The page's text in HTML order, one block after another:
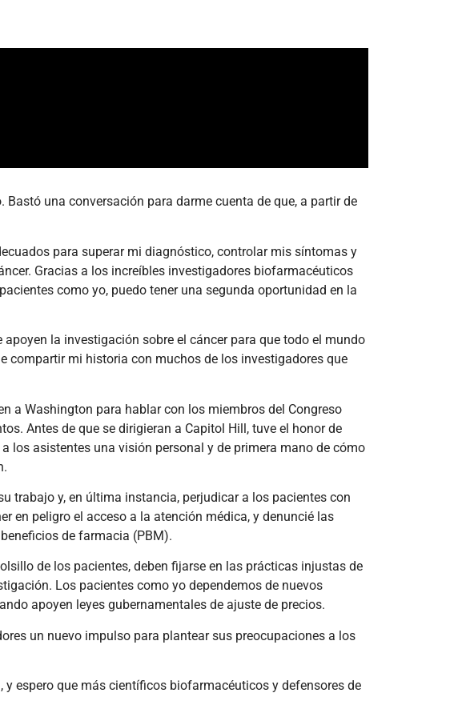
una conversación para darme cuenta de que, a partir de
para superar mi diagnóstico, controlar mis síntomas y
Gracias a los increíbles investigadores biofarmacéuticos
como yo, puedo tener una segunda oportunidad en la
la investigación sobre el cáncer para que todo el mundo
compartir mi historia con muchos de los investigadores que
a Washington para hablar con los miembros del Congreso
Antes de que se dirigieran a Capitol Hill, tuve el honor de
los asistentes una visión personal y de primera mano de cómo
trabajo y, en última instancia, perjudicar a los pacientes con
en peligro el acceso a la atención médica, y denuncié las
de farmacia (PBM).
de los pacientes, deben fijarse en las prácticas injustas de
Los pacientes como yo dependemos de nuevos
apoyen leyes gubernamentales de ajuste de precios.
un nuevo impulso para plantear sus preocupaciones a los
espero que más científicos biofarmacéuticos y defensores de